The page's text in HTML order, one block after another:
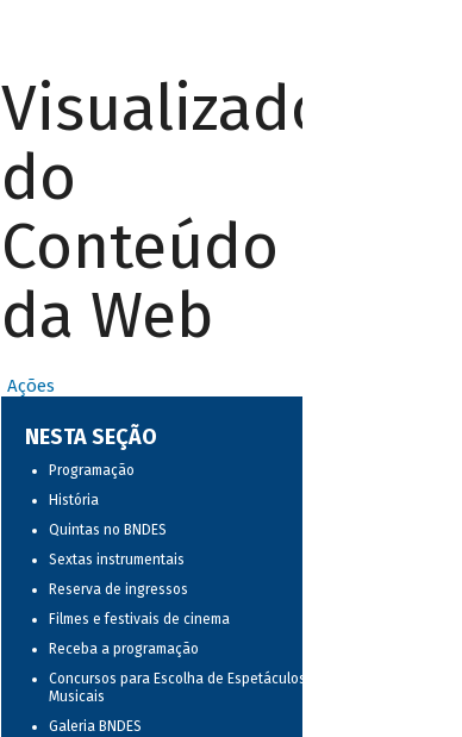
Visualizador
do
Conteúdo
da Web
Ações
NESTA SEÇÃO
Programação
História
Quintas no BNDES
Sextas instrumentais
Reserva de ingressos
Filmes e festivais de cinema
Receba a programação
Concursos para Escolha de Espetáculos
Musicais
Galeria BNDES